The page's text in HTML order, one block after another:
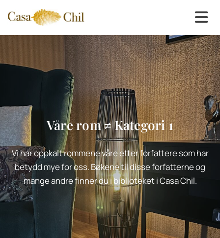
Våre rom ≠ Kategori 1
Vi har oppkalt rommene våre etter forfattere som har
betydd mye for oss. Bøkene til disse forfatterne og
mange andre finner du i biblioteket i Casa Chil.